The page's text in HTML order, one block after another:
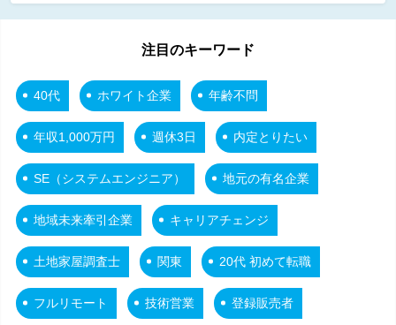
注目のキーワード
40代 ホワイト企業 年齢不問
年収1,000万円 週休3日 内定とりたい
SE（システムエンジニア） 地元の有名企業
地域未来牽引企業 キャリアチェンジ
土地家屋調査士 関東 20代 初めて転職
フルリモート 技術営業 登録販売者